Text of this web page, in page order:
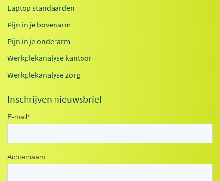
Laptop standaarden
Pijn in je bovenarm
Pijn in je onderarm
Werkplekanalyse kantoor
Werkplekanalyse zorg
Inschrijven nieuwsbrief